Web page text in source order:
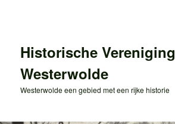
inhoudHistorische Vereniging
Westerwolde
Westerwolde een gebied met een rijke historie